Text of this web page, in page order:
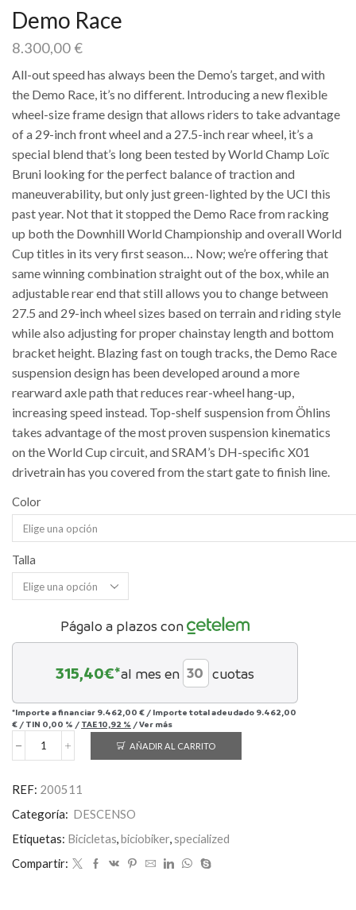
Demo Race
8.300,00€
All-out speed has always been the Demo’s target, and with
the Demo Race, it’s no different. Introducing a new flexible
wheel-size frame design that allows riders to take advantage
of a 29-inch front wheel and a 27.5-inch rear wheel, it’s a
special blend that’s long been tested by World Champ Loïc
Bruni looking for the perfect balance of traction and
maneuverability, but only just green-lighted by the UCI this
past year. Not that it stopped the Demo Race from racking
up both the Downhill World Championship and overall World
Cup titles in its very first season… Now; we’re offering that
same winning combination straight out of the box, while an
adjustable rear end that still allows you to change between
27.5 and 29-inch wheel sizes based on terrain and riding style
while also adjusting for proper chainstay length and bottom
bracket height. Blazing fast on tough tracks, the Demo Race
suspension design has been developed around a more
rearward axle path that reduces rear-wheel hang-up,
increasing speed instead. Top-shelf suspension from Öhlins
takes advantage of the most proven suspension kinematics
on the World Cup circuit, and SRAM’s DH-specific X01
drivetrain has you covered from the start gate to finish line.
Color
Talla
Págalo a plazos con
315,40€*al mes en cuotas
*Importe a financiar 9.462,00 € / Importe total adeudado 9.462,00
€ / TIN 0,00 % / TAE10,92 % /Ver más
Demo
AÑADIR AL CARRITO
REF: 200511
Categoría: DESCENSO
Etiquetas: Bicicletas,biciobiker,specialized
Compartir: